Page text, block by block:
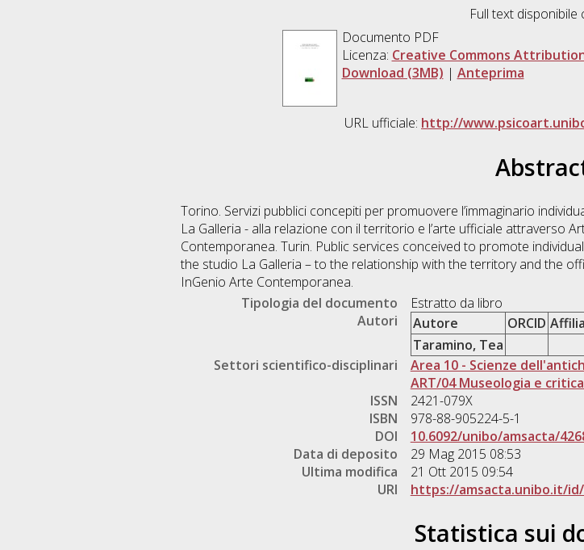
Full text disponibile
Documento PDF
Licenza: Creative Commons Attribution
Download (3MB) | Anteprima
URL ufficiale: http://
Torino. Servizi pubblici concepiti per promuovere l’immaginario
La Galleria - alla relazione con il territorio e l’arte ufficiale attraverso
Contemporanea. Turin. Public services conceived to promote
the studio La Galleria – to the relationship with the territory and the
InGenio Arte Contemporanea.
Tipologia del documento
Estratto da libro
Autori
Autore ORCID
Taramino, Tea
Settori scientifico-disciplinari
Area 10 - Scienze
ART/04 Museologia e
ISSN
2421-079X
ISBN
978-88-905224-5-1
DOI
10.6092/unibo/amsacta/
Data di deposito
29 Mag 2015 08:53
Ultima modifica
21 Ott 2015 09:54
URI
https://amsacta.unibo.it/
Statistica sui